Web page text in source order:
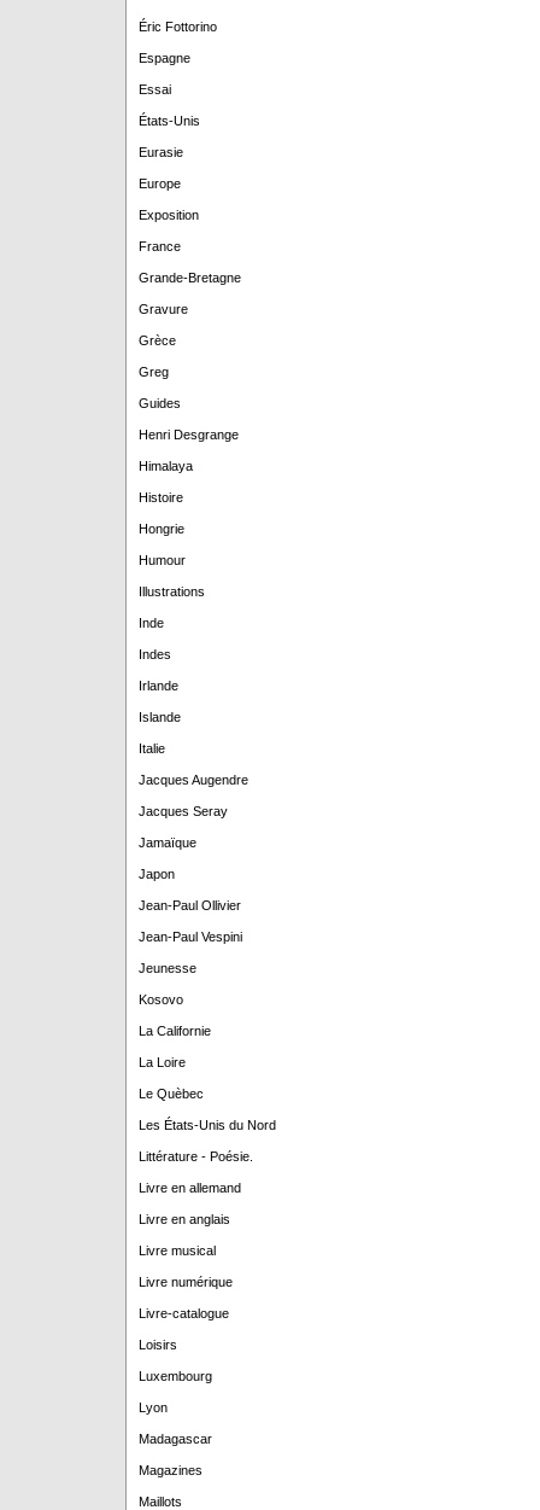
Éric Fottorino
Espagne
Essai
États-Unis
Eurasie
Europe
Exposition
France
Grande-Bretagne
Gravure
Grèce
Greg
Guides
Henri Desgrange
Himalaya
Histoire
Hongrie
Humour
Illustrations
Inde
Indes
Irlande
Islande
Italie
Jacques Augendre
Jacques Seray
Jamaïque
Japon
Jean-Paul Ollivier
Jean-Paul Vespini
Jeunesse
Kosovo
La Californie
La Loire
Le Quèbec
Les États-Unis du Nord
Littérature - Poésie.
Livre en allemand
Livre en anglais
Livre musical
Livre numérique
Livre-catalogue
Loisirs
Luxembourg
Lyon
Madagascar
Magazines
Maillots